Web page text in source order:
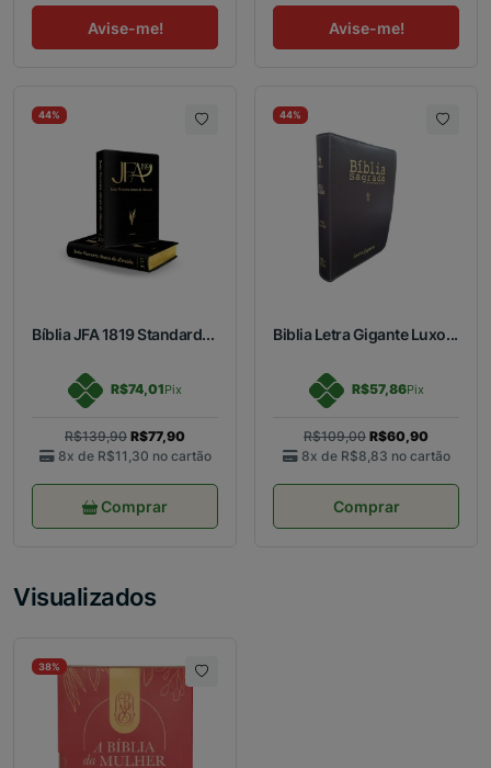
Avise-me! Avise-me!
44%
Bíblia JFA 1819 Standard...
R$74,01Pix
R$139,90 R$77,90
8x de R$11,30 no cartão
Comprar
44%
Biblia Letra Gigante Luxo...
R$57,86Pix
R$109,00 R$60,90
8x de R$8,83 no cartão
Comprar
Visualizados
38%